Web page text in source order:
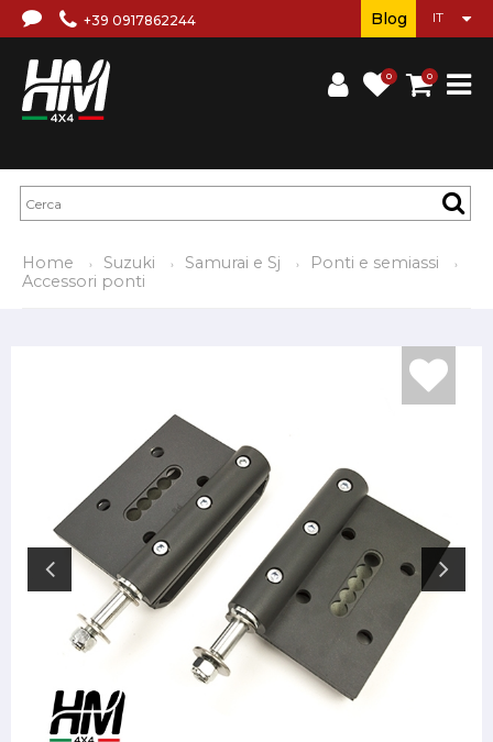
+39 0917862244
0 0
Blog
Home Suzuki Samurai e Sj
Ponti e semiassi
Accessori ponti